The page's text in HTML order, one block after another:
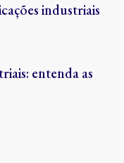
industriais
entenda as